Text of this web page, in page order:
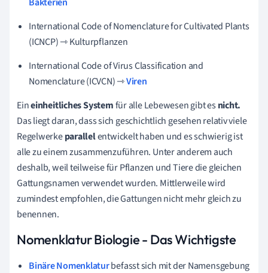
International Code of Nomenclature for Cultivated Plants
(ICNCP) ⇾ Kulturpflanzen
International Code of Virus Classification and
Nomenclature (ICVCN) ⇾Viren
Eineinheitliches Systemfür alle Lebewesen gibt esnicht.
Das liegt daran, dass sich geschichtlich gesehen relativ viele
Regelwerkeparallelentwickelt haben und es schwierig ist
alle zu einem zusammenzuführen. Unter anderem auch
deshalb, weil teilweise für Pflanzen und Tiere die gleichen
Gattungsnamen verwendet wurden. Mittlerweile wird
zumindest empfohlen, die Gattungen nicht mehr gleich zu
benennen.
Nomenklatur Biologie - Das Wichtigste
Binäre Nomenklaturbefasst sich mit der Namensgebung